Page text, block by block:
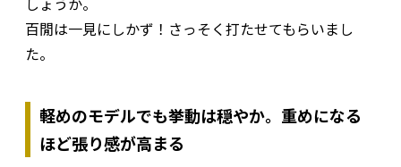
百閒は一見にしかず！さっそく打たせてもらいまし
た。
軽めのモデルでも挙動は穏やか。重めになる
ほど張り感が高まる